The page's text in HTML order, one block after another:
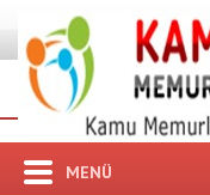
MENÜ